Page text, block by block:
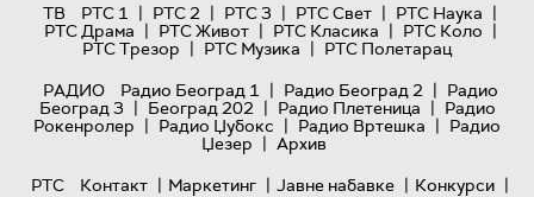
ТВ
РТС 1 | РТС 2 | РТС 3 | РТС Свет | РТС Наука |
РТС Драма | РТС Живот | РТС Класика | РТС Коло |
РТС Трезор | РТС Музика | РТС Полетарац
РАДИО
Радио Београд 1 | Радио Београд 2 | Радио
Београд 3 | Београд 202 | Радио Плетеница | Радио
Рокенролер | Радио Џубокс | Радио Вртешка | Радио
Џезер | Архив
РТС
Контакт | Маркетинг | Јавне набавке | Конкурси |